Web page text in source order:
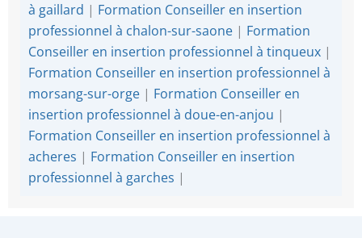
à gaillard | Formation Conseiller en insertion
professionnel à chalon-sur-saone | Formation
Conseiller en insertion professionnel à tinqueux |
Formation Conseiller en insertion professionnel à
morsang-sur-orge | Formation Conseiller en
insertion professionnel à doue-en-anjou |
Formation Conseiller en insertion professionnel à
acheres | Formation Conseiller en insertion
professionnel à garches |